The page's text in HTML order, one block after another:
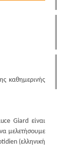
καθημερινής
Giard είναι
μελετήσουμε
(ελληνική